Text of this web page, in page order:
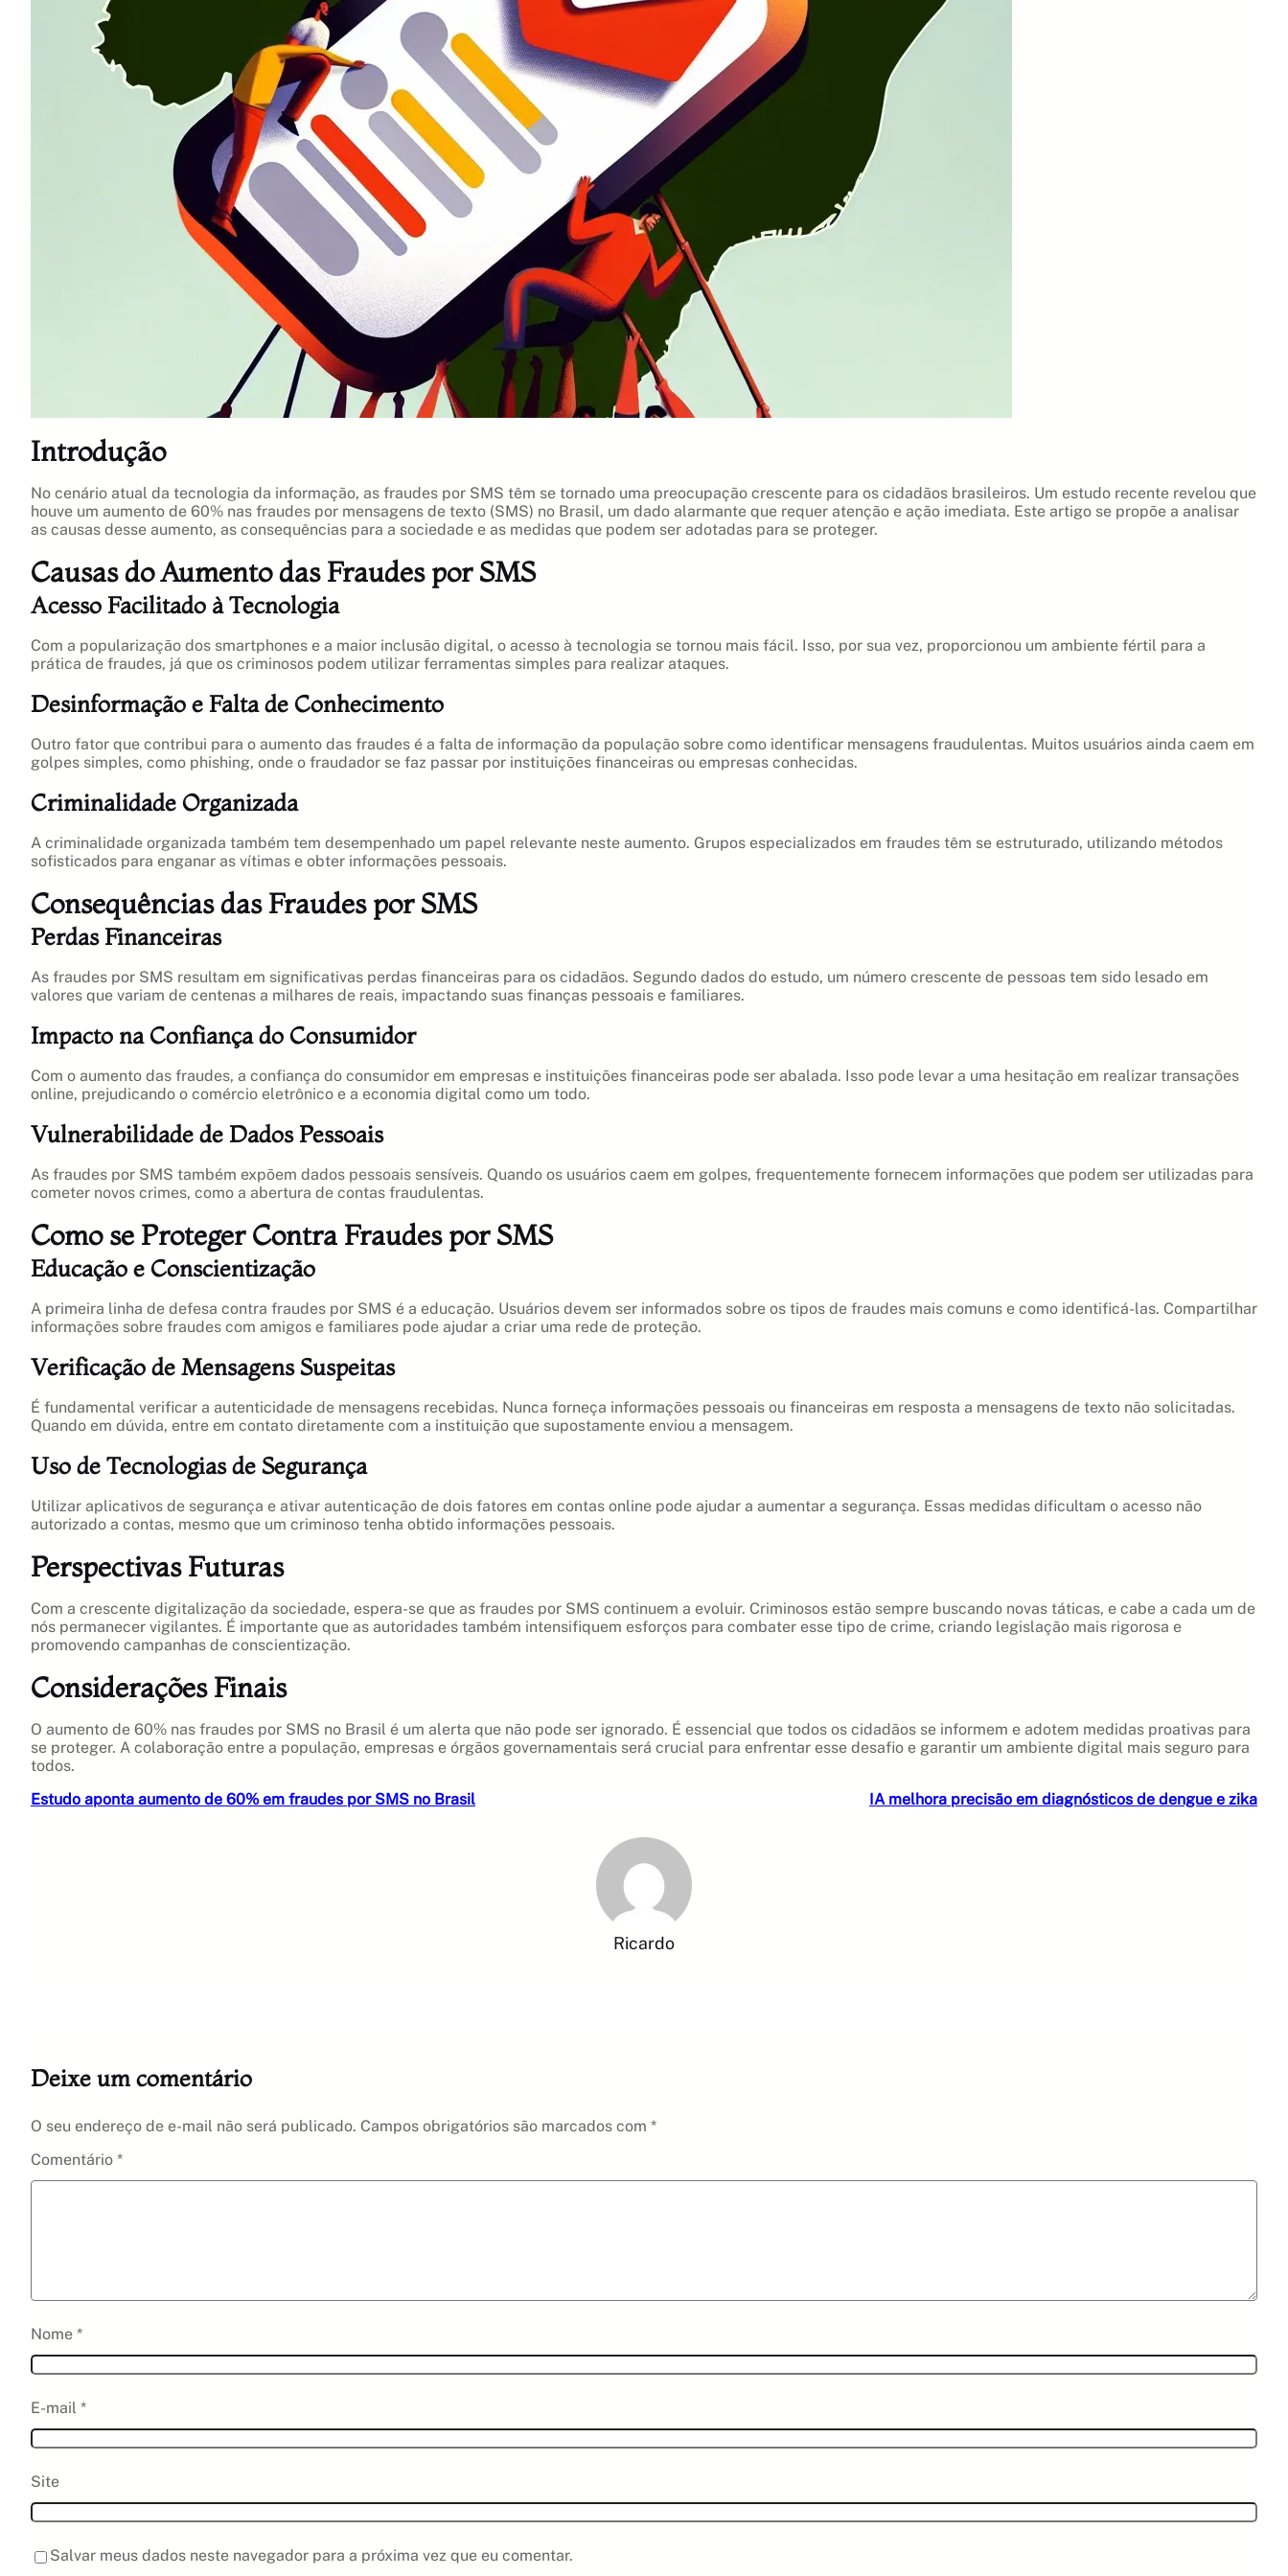
Introdução
No cenário atual da tecnologia da informação, as fraudes por SMS têm se tornado uma preocupação crescente para os cidadãos brasileiros. Um estudo recente revelou que
houve um aumento de 60% nas fraudes por mensagens de texto (SMS) no Brasil, um dado alarmante que requer atenção e ação imediata. Este artigo se propõe a analisar
as causas desse aumento, as consequências para a sociedade e as medidas que podem ser adotadas para se proteger.
Causas do Aumento das Fraudes por SMS
Acesso Facilitado à Tecnologia
Com a popularização dos smartphones e a maior inclusão digital, o acesso à tecnologia se tornou mais fácil. Isso, por sua vez, proporcionou um ambiente fértil para a
prática de fraudes, já que os criminosos podem utilizar ferramentas simples para realizar ataques.
Desinformação e Falta de Conhecimento
Outro fator que contribui para o aumento das fraudes é a falta de informação da população sobre como identificar mensagens fraudulentas. Muitos usuários ainda caem em
golpes simples, como phishing, onde o fraudador se faz passar por instituições financeiras ou empresas conhecidas.
Criminalidade Organizada
A criminalidade organizada também tem desempenhado um papel relevante neste aumento. Grupos especializados em fraudes têm se estruturado, utilizando métodos
sofisticados para enganar as vítimas e obter informações pessoais.
Consequências das Fraudes por SMS
Perdas Financeiras
As fraudes por SMS resultam em significativas perdas financeiras para os cidadãos. Segundo dados do estudo, um número crescente de pessoas tem sido lesado em
valores que variam de centenas a milhares de reais, impactando suas finanças pessoais e familiares.
Impacto na Confiança do Consumidor
Com o aumento das fraudes, a confiança do consumidor em empresas e instituições financeiras pode ser abalada. Isso pode levar a uma hesitação em realizar transações
online, prejudicando o comércio eletrônico e a economia digital como um todo.
Vulnerabilidade de Dados Pessoais
As fraudes por SMS também expõem dados pessoais sensíveis. Quando os usuários caem em golpes, frequentemente fornecem informações que podem ser utilizadas para
cometer novos crimes, como a abertura de contas fraudulentas.
Como se Proteger Contra Fraudes por SMS
Educação e Conscientização
A primeira linha de defesa contra fraudes por SMS é a educação. Usuários devem ser informados sobre os tipos de fraudes mais comuns e como identificá-las. Compartilhar
informações sobre fraudes com amigos e familiares pode ajudar a criar uma rede de proteção.
Verificação de Mensagens Suspeitas
É fundamental verificar a autenticidade de mensagens recebidas. Nunca forneça informações pessoais ou financeiras em resposta a mensagens de texto não solicitadas.
Quando em dúvida, entre em contato diretamente com a instituição que supostamente enviou a mensagem.
Uso de Tecnologias de Segurança
Utilizar aplicativos de segurança e ativar autenticação de dois fatores em contas online pode ajudar a aumentar a segurança. Essas medidas dificultam o acesso não
autorizado a contas, mesmo que um criminoso tenha obtido informações pessoais.
Perspectivas Futuras
Com a crescente digitalização da sociedade, espera-se que as fraudes por SMS continuem a evoluir. Criminosos estão sempre buscando novas táticas, e cabe a cada um de
nós permanecer vigilantes. É importante que as autoridades também intensifiquem esforços para combater esse tipo de crime, criando legislação mais rigorosa e
promovendo campanhas de conscientização.
Considerações Finais
O aumento de 60% nas fraudes por SMS no Brasil é um alerta que não pode ser ignorado. É essencial que todos os cidadãos se informem e adotem medidas proativas para
se proteger. A colaboração entre a população, empresas e órgãos governamentais será crucial para enfrentar esse desafio e garantir um ambiente digital mais seguro para
todos.
Estudo aponta aumento de 60% em fraudes por SMS no Brasil
IA melhora precisão em diagnósticos de dengue e zika
Ricardo
Deixe um comentário
O seu endereço de e-mail não será publicado. Campos obrigatórios são marcados com *
Comentário *
Nome *
E-mail *
Site
Salvar meus dados neste navegador para a próxima vez que eu comentar.